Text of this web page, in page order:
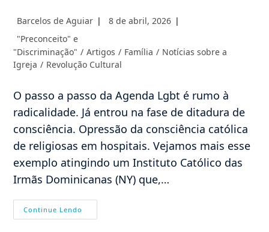
Autor
post:
Barcelos de Aguiar
Post
8 de abril, 2026
Categoria
do
post:
"Preconceito" e
"Discriminação" / Artigos / Família / Notícias sobre a
Igreja / Revolução Cultural
O passo a passo da Agenda Lgbt é rumo à
radicalidade. Já entrou na fase de ditadura de
consciência. Opressão da consciência católica
de religiosas em hospitais. Vejamos mais esse
exemplo atingindo um Instituto Católico das
Irmãs Dominicanas (NY) que,…
Continue Lendo
Democrata